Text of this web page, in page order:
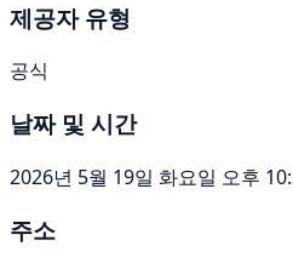
제공자 유형
공식
날짜 및 시간
2026년 5월 19일 화요일 오후
주소